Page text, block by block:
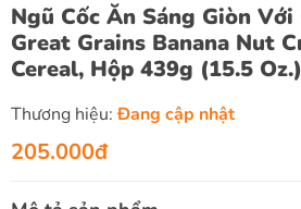
Ngũ Cốc Ăn Sáng Giòn
Great Grains Banana Nut
Cereal, Hộp 439g (15.5 Oz.)
Thương hiệu: Đang cập nhật
205.000đ